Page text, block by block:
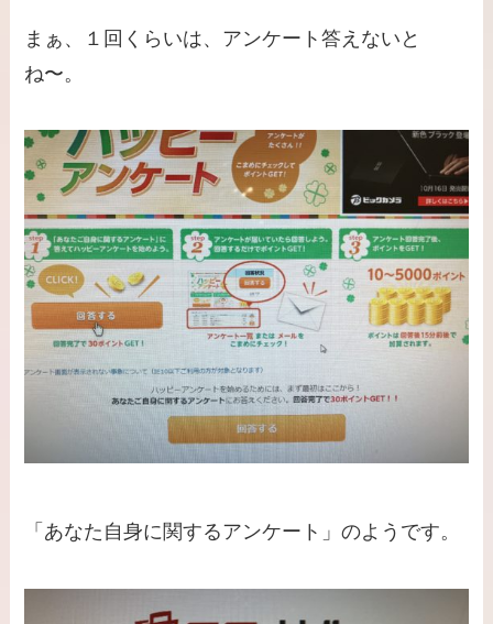
まぁ、１回くらいは、アンケート答えないと
ね〜。
「あなた自身に関するアンケート」のようです。